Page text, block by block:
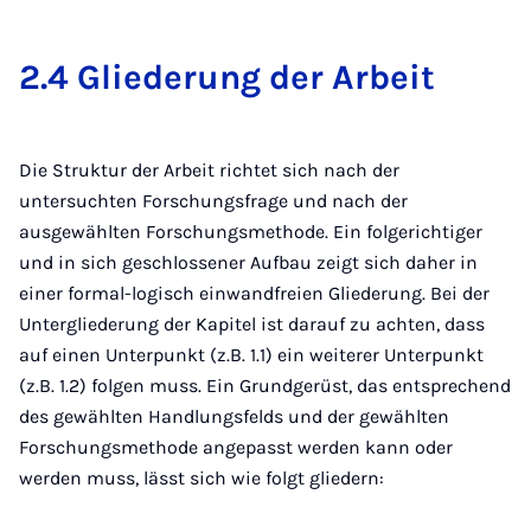
2.4 Glie­de­rung der Ar­beit
Die Struktur der Arbeit richtet sich nach der
untersuchten Forschungsfrage und nach der
ausgewählten Forschungsmethode. Ein folgerichtiger
und in sich geschlossener Aufbau zeigt sich daher in
einer formal-logisch einwandfreien Gliederung. Bei der
Untergliederung der Kapitel ist darauf zu achten, dass
auf einen Unterpunkt (z.B. 1.1) ein weiterer Unterpunkt
(z.B. 1.2) folgen muss. Ein Grundgerüst, das entsprechend
des gewählten Handlungsfelds und der gewählten
Forschungsmethode angepasst werden kann oder
werden muss, lässt sich wie folgt gliedern: